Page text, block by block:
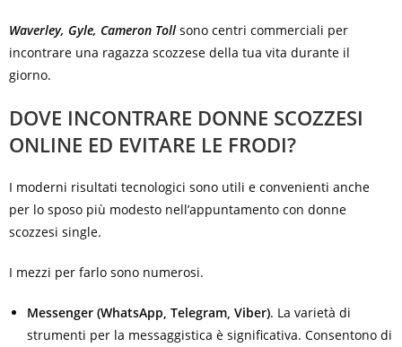
Waverley, Gyle, Cameron Toll sono centri commerciali per
incontrare una ragazza scozzese della tua vita durante il
giorno.
DOVE INCONTRARE DONNE SCOZZESI
ONLINE ED EVITARE LE FRODI?
I moderni risultati tecnologici sono utili e convenienti anche
per lo sposo più modesto nell’appuntamento con donne
scozzesi single.
I mezzi per farlo sono numerosi.
Messenger (WhatsApp, Telegram, Viber). La varietà di
strumenti per la messaggistica è significativa. Consentono di